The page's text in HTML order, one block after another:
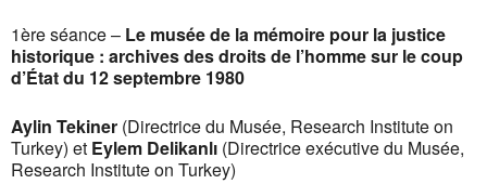
1ère séance – Le musée de la mémoire pour la justice
historique : archives des droits de l’homme sur le coup
d’État du 12 septembre 1980
Aylin Tekiner (Directrice du Musée, Research Institute on
Turkey) et Eylem Delikanlı (Directrice exécutive du Musée,
Research Institute on Turkey)